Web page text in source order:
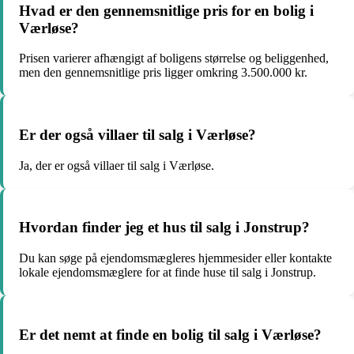
Hvad er den gennemsnitlige pris for en bolig i
Værløse?
Prisen varierer afhængigt af boligens størrelse og beliggenhed,
men den gennemsnitlige pris ligger omkring 3.500.000 kr.
Er der også villaer til salg i Værløse?
Ja, der er også villaer til salg i Værløse.
Hvordan finder jeg et hus til salg i Jonstrup?
Du kan søge på ejendomsmægleres hjemmesider eller kontakte
lokale ejendomsmæglere for at finde huse til salg i Jonstrup.
Er det nemt at finde en bolig til salg i Værløse?